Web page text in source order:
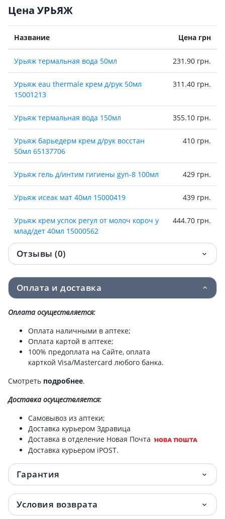
Цена УРЬЯЖ
Название Цена грн
Урьяж термальная вода 50мл 231.90 грн.
Урьяж eau thermale крем д/рук 50мл
15001213
311.40 грн.
Урьяж термальная вода 150мл 355.10 грн.
Урьяж барьедерм крем д/рук восстан
50мл 65137706
410 грн.
Урьяж гель д/интим гигиены gyn-8 100мл 429 грн.
Урьяж исеак мат 40мл 15000419 439 грн.
Урьяж крем успок регул от молоч короч у
млад/дет 40мл 15000562
444.70 грн.
Урьяж термальная вода 300мл 455.90 грн.
Урьяж стик д/губ 4г 476 грн.
Урьяж барьедерм cu-zn цика-крем 40мл 477.20 грн.
Урьяж ксемоз стик д/губ 4г 15000368
Урьяж кератозан 30 гель против мозол
40мл
Урьяж гель д/интим гигиены gyn-phy
200мл
Урьяж ксемоз крем д/лица 40мл 15000180 519.70 грн.
действия 50мл 15001048
Урьяж барьедерм крем д/тела изолир
обновл 75мл
522 грн.
Отзывы (0)
Оплата и доставка
Оплата осуществляется:
Оплата наличными в аптеке;
Оплата картой в аптеке;
100% предоплата на Сайте, оплата
карткой Visa/Mastercard любого банка.
Смотреть подробнее.
Доставкаосуществляется:
Самовывоз из аптеки;
Доставка курьером Здравица
Доставка в отделение Новая Почта
Доставка курьером iPOST.
Гарантия
Условия возврата